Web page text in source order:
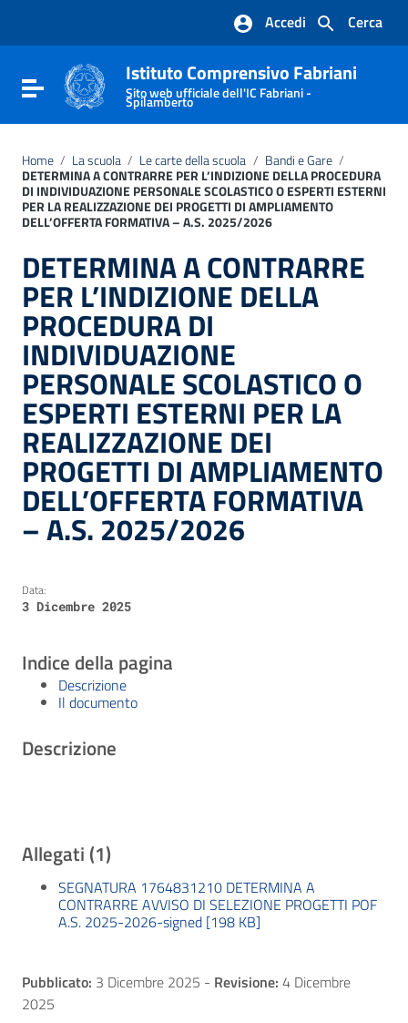
Vai al footer
Cerca
Accedi
Attiva / disattiva la navigazione
Istituto Comprensivo Fabriani
Sito web ufficiale dell'IC Fabriani -
Spilamberto
Home / La scuola / Le carte della scuola / Bandi e Gare /
DETERMINA A CONTRARRE PER L’INDIZIONE DELLA PROCEDURA
DI INDIVIDUAZIONE PERSONALE SCOLASTICO O ESPERTI ESTERNI
PER LA REALIZZAZIONE DEI PROGETTI DI AMPLIAMENTO
DELL’OFFERTA FORMATIVA – A.S. 2025/2026
DETERMINA A CONTRARRE
PER L’INDIZIONE DELLA
PROCEDURA DI
INDIVIDUAZIONE
PERSONALE SCOLASTICO O
ESPERTI ESTERNI PER LA
REALIZZAZIONE DEI
PROGETTI DI AMPLIAMENTO
DELL’OFFERTA FORMATIVA
– A.S. 2025/2026
Data:
3 Dicembre 2025
Indice della pagina
Descrizione
Il documento
Descrizione
Allegati (1)
SEGNATURA 1764831210 DETERMINA A
CONTRARRE AVVISO DI SELEZIONE PROGETTI POF
A.S. 2025-2026-signed [198 KB]
Pubblicato: 3 Dicembre 2025 - Revisione: 4 Dicembre
2025